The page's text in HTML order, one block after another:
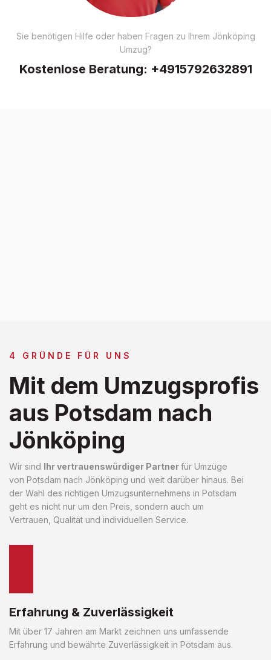
Sie benötigen Hilfe oder haben Fragen zu Ihrem Jönköping
Umzug?
Kostenlose Beratung: +4915792632891
4 GRÜNDE FÜR UNS
Mit dem Umzugsprofis
aus Potsdam nach
Jönköping
Wir sind Ihr vertrauenswürdiger Partnerfür Umzüge
von Potsdam nach Jönköping und weit darüber hinaus. Bei
der Wahl des richtigen Umzugsunternehmens in Potsdam
geht es nicht nur um den Preis, sondern auch um
Vertrauen, Qualität und individuellen Service.
Erfahrung & Zuverlässigkeit
Mit über 17 Jahren am Markt zeichnen uns umfassende
Erfahrung und bewährte Zuverlässigkeit in Potsdam aus.